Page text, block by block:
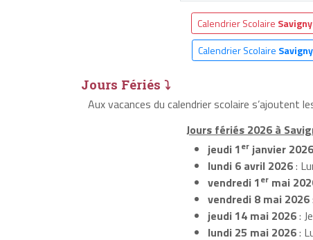
Calendrier Scolaire
Calendrier Scolaire
Jours Fériés ⤵
Aux vacances du calendrier scolaire
Jours fériés 2026 à
jeudi 1erjanvier 2026
lundi 6 avril 2026:
vendredi 1ermai
vendredi 8 mai 2026
jeudi 14 mai 2026:
lundi 25 mai 2026: